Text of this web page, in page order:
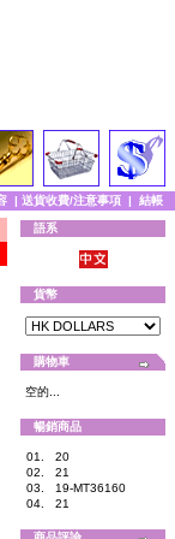
| 送貨收費/注意事項 | 結帳
語系
貨幣
購物車
空的...
暢銷商品
01.
20
02.
21
03.
19-MT36160
04.
21